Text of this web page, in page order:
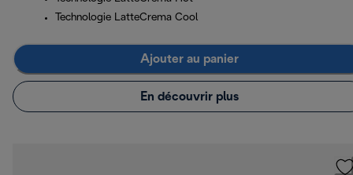
Technologie LatteCrema Cool
Ajouter au panier
En découvrir plus